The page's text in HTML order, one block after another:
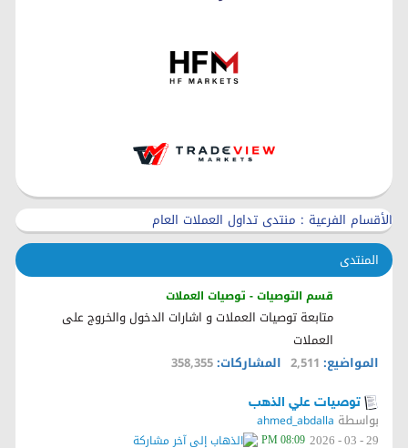
الأقسام الفرعية : منتدى تداول العملات العام
المنتدى
قسم التوصيات - توصيات العملات
متابعة توصيات العملات و اشارات الدخول والخروج على
العملات
المواضيع:
المشاركات:
توصيات علي الذهب
بواسطة ahmed_abdalla
29 - 03 - 2026
08:09 PM